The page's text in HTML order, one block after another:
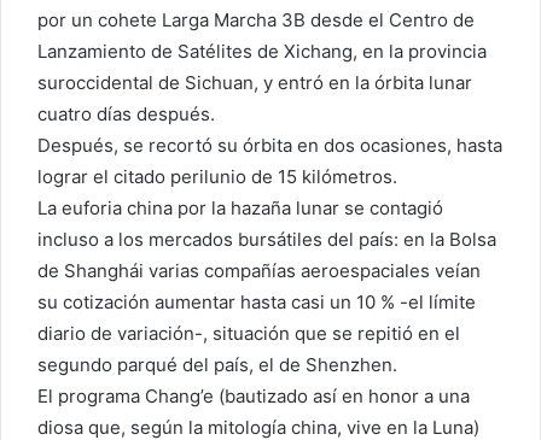
por un cohete Larga Marcha 3B desde el Centro de
Lanzamiento de Satélites de Xichang, en la provincia
suroccidental de Sichuan, y entró en la órbita lunar
cuatro días después.
Después, se recortó su órbita en dos ocasiones, hasta
lograr el citado perilunio de 15 kilómetros.
La euforia china por la hazaña lunar se contagió
incluso a los mercados bursátiles del país: en la Bolsa
de Shanghái varias compañías aeroespaciales veían
su cotización aumentar hasta casi un 10 % -el límite
diario de variación-, situación que se repitió en el
segundo parqué del país, el de Shenzhen.
El programa Chang’e (bautizado así en honor a una
diosa que, según la mitología china, vive en la Luna)